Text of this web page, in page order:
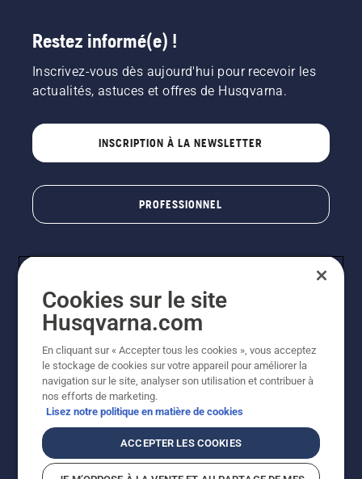
Restez informé(e) !
Inscrivez-vous dès aujourd'hui pour recevoir les
actualités, astuces et offres de Husqvarna.
INSCRIPTION À LA NEWSLETTER
PROFESSIONNEL
© Husqvarna AB (publ). Tous droits réservés. Les prix
indiqués sont des prix de vente conseillés. Photos non
contractuelles. Tous les prix indiqués sont des prix de
disponible pour un achat direct.
Mentions légalesPolitique relative aux cookies
Cookies sur le site
Husqvarna.com
En cliquant sur « Accepter tous les cookies », vous acceptez
le stockage de cookies sur votre appareil pour améliorer la
navigation sur le site, analyser son utilisation et contribuer à
nos efforts de marketing.
Lisez notre politique en matière de cookies
ACCEPTER LES COOKIES